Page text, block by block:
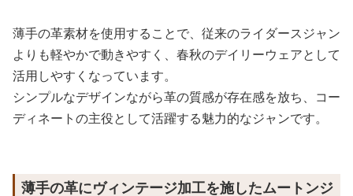
薄手の革素材を使用することで、従来のライダースジャン
よりも軽やかで動きやすく、春秋のデイリーウェアとして
活用しやすくなっています。
シンプルなデザインながら革の質感が存在感を放ち、コー
ディネートの主役として活躍する魅力的なジャンです。
薄手の革にヴィンテージ加工を施したムートンジ